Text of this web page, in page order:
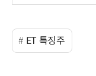
ET 특징주